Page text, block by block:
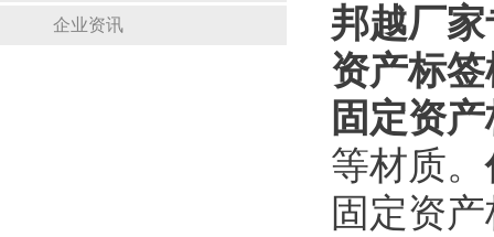
企业资讯
邦越厂
资产标
固定资
等材质。
固定资